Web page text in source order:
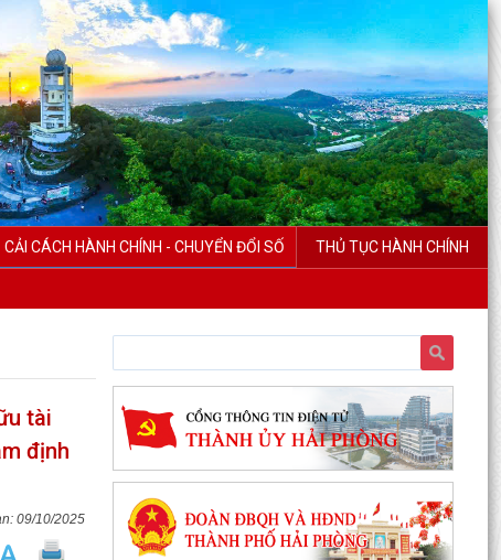
CẢI CÁCH HÀNH CHÍNH - CHUYỂN ĐỔI SỐ THỦ TỤC HÀNH CHÍNH
tài
định
09/10/2025